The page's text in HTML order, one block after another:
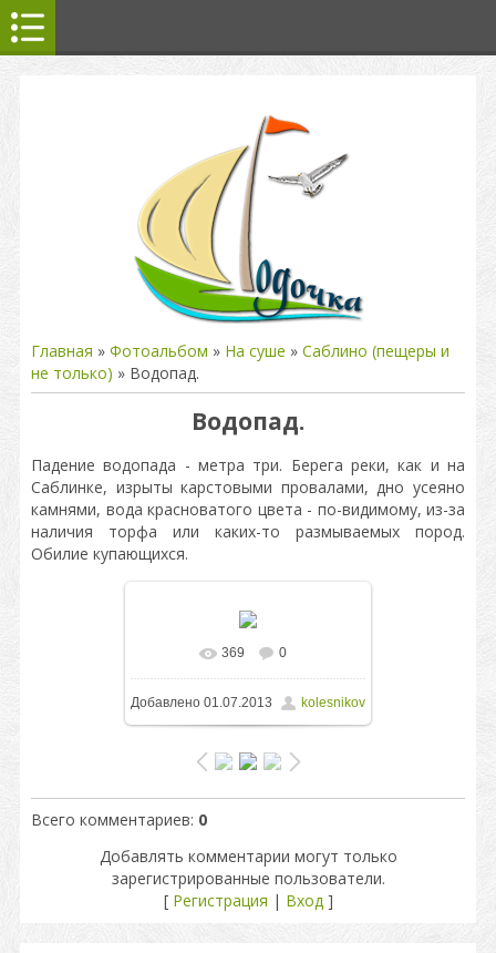
Главная » Фотоальбом » На суше » Саблино (пещеры и
не только) » Водопад.
Водопад.
Падение водопада - метра три. Берега реки, как и на
Саблинке, изрыты карстовыми провалами, дно усеяно
камнями, вода красноватого цвета - по-видимому, из-за
наличия торфа или каких-то размываемых пород.
Обилие купающихся.
В реальном размере
218.5Kb
369 0
Добавлено 01.07.2013 kolesnikov
Всего комментариев: 0
Добавлять комментарии могут только
зарегистрированные пользователи.
[ Регистрация | Вход]